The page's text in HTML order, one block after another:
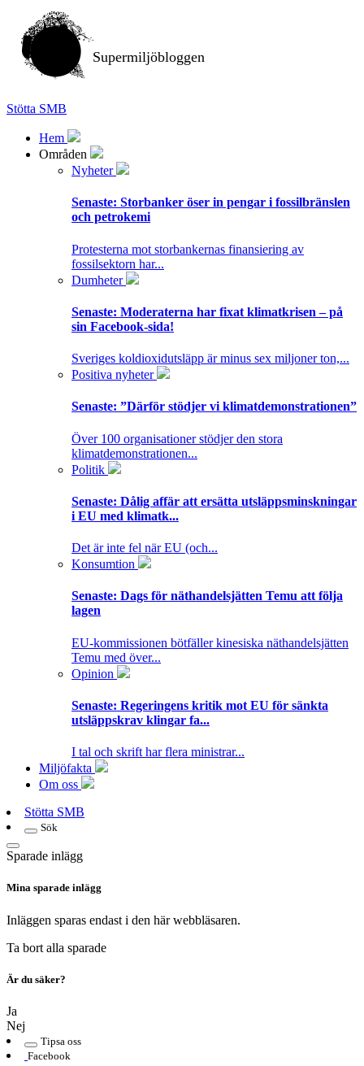
Supermiljöbloggen
Stötta SMB
Hem
Områden
Nyheter
Senaste: Storbanker öser in pengar i fossilbränslen
och petrokemi
Protesterna mot storbankernas finansiering av
fossilsektorn har...
Dumheter
Senaste: Moderaterna har fixat klimatkrisen – på
sin Facebook-sida!
Sveriges koldioxidutsläpp är minus sex miljoner ton,...
Positiva nyheter
Senaste: ”Därför stödjer vi klimatdemonstrationen”
Över 100 organisationer stödjer den stora
klimatdemonstrationen...
Politik
Senaste: Dålig affär att ersätta utsläppsminskningar
i EU med klimatk...
Det är inte fel när EU (och...
Konsumtion
Senaste: Dags för näthandelsjätten Temu att följa
lagen
EU-kommissionen bötfäller kinesiska näthandelsjätten
Temu med över...
Opinion
Senaste: Regeringens kritik mot EU för sänkta
utsläppskrav klingar fa...
I tal och skrift har flera ministrar...
Miljöfakta
Om oss
Stötta SMB
Sök
Sparade inlägg
Mina sparade inlägg
Inläggen sparas endast i den här webbläsaren.
Ta bort alla sparade
Är du säker?
Ja
Nej
Tipsa oss
Facebook